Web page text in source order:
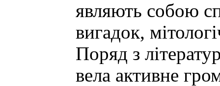
являють собою
вигадок,
Поряд з
вела активне